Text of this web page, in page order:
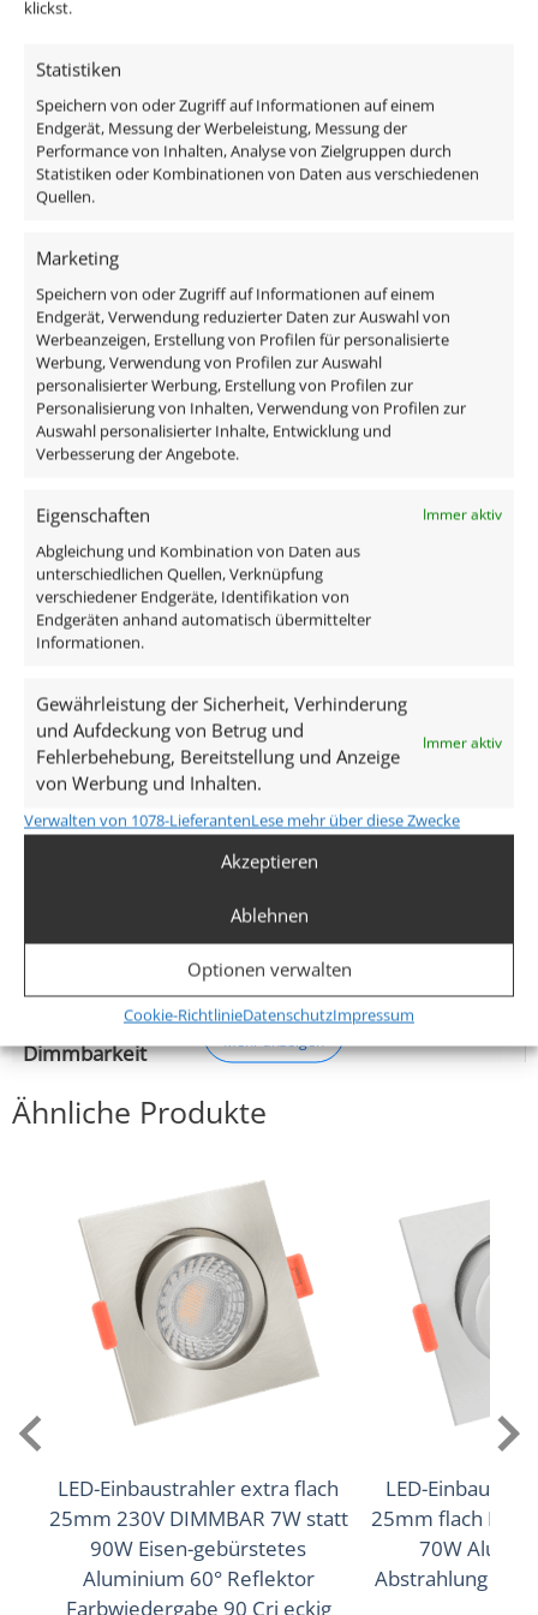
klickst.
Statistiken
Speichern von oder Zugriff auf Informationen auf einem
Endgerät, Messung der Werbeleistung, Messung der
Performance von Inhalten, Analyse von Zielgruppen durch
Statistiken oder Kombinationen von Daten aus verschiedenen
Quellen.
Marketing
Speichern von oder Zugriff auf Informationen auf einem
Endgerät, Verwendung reduzierter Daten zur Auswahl von
Werbeanzeigen, Erstellung von Profilen für personalisierte
Werbung, Verwendung von Profilen zur Auswahl
personalisierter Werbung, Erstellung von Profilen zur
Personalisierung von Inhalten, Verwendung von Profilen zur
Auswahl personalisierter Inhalte, Entwicklung und
Verbesserung der Angebote.
Eigenschaften Immer aktiv
Abgleichung und Kombination von Daten aus
unterschiedlichen Quellen, Verknüpfung
verschiedener Endgeräte, Identifikation von
Endgeräten anhand automatisch übermittelter
Informationen.
Gewährleistung der Sicherheit, Verhinderung
und Aufdeckung von Betrug und
Fehlerbehebung, Bereitstellung und Anzeige
von Werbung und Inhalten.
Immer aktiv
Verwalten von 1078-LieferantenLese mehr über diese Zwecke
Akzeptieren
Ablehnen
Optionen verwalten
Cookie-RichtlinieDatenschutzImpressum
Passendes Zubehör:
DALI Dimmaktor
Funkdimmer
Zigbee / Philips Hue
Das enthaltene Leuchtmittel verfügt einen modernen
Diamant-Reflektor, ist austauschbar und ist direkt
anschlussfertig an 230V, da alle benötigten
Komponenten im Lieferumfang enthalten sind:
1x Einbaurahmen Aluminium rund Chrom-
poliert
1x ultra flaches LED-Modul
Technische Daten
Gesamtmaße
82×82×25mm
68–78mm
Spannung (V)
AC 230V
90W
Dimmbarkeit
Ja
60° Reflektor
Lichtstrom (Lumen)
500lm(2700K (Warmweiß)), 520lm
(Warmweiß))
550lm(4000K (Neutralweiß))
Lichtfarbtemperatur (K)
2700K (Warmweiß), 3000K (Warmweiß), 4000K
(Neutralweiß)
Farbwiedergabe (CRI / Ra)
Ähnliche Produkte
LED-Einbaustrahler extra flach
25mm 230V DIMMBAR 7W statt
90W Eisen-gebürstetes
Aluminium 60° Reflektor
Farbwiedergabe 90 Cri eckig
LED-
25mm flach
70W
Abstrahlung